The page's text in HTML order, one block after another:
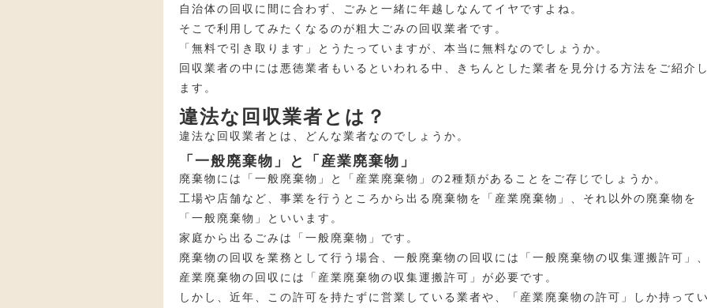
自治体の回収に間に合わず、ごみと一緒に年越しなんてイヤですよね。
そこで利用してみたくなるのが粗大ごみの回収業者です。
「無料で引き取ります」とうたっていますが、本当に無料なのでしょうか。
回収業者の中には悪徳業者もいるといわれる中、きちんとした業者を見分ける方法をご紹介
ます。
違法な回収業者とは？
違法な回収業者とは、どんな業者なのでしょうか。
「一般廃棄物」と「産業廃棄物」
廃棄物には「一般廃棄物」と「産業廃棄物」の2種類があることをご存じでしょうか。
工場や店舗など、事業を行うところから出る廃棄物を「産業廃棄物」、それ以外の廃棄物を
「一般廃棄物」といいます。
家庭から出るごみは「一般廃棄物」です。
廃棄物の回収を業務として行う場合、一般廃棄物の回収には「一般廃棄物の収集運搬許可」
産業廃棄物の回収には「産業廃棄物の収集運搬許可」が必要です。
しかし、近年、この許可を持たずに営業している業者や、「産業廃棄物の許可」しか持って